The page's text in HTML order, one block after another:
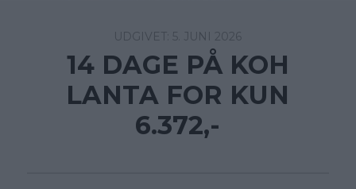
5. JUNI 2026
14 DAGE PÅ KOH
LANTA FOR KUN
6.372,-